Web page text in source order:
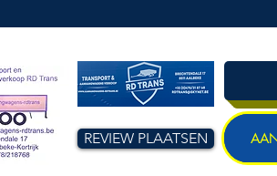
REVIEW PLAATSEN